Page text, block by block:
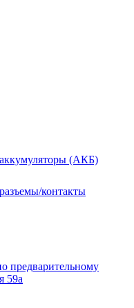
предварительному
59а
(АКБ)
контакты